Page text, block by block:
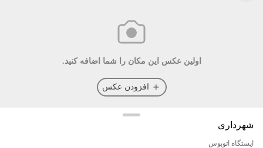
اولین عکس این مکان را شما اضافه کنید.
افزودن عکس
شهرداری
ایستگاه اتوبوس